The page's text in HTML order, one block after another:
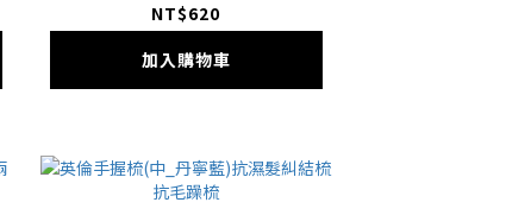
NT$620
加入購物車